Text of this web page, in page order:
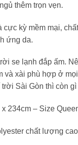
thêm trọn vẹn.
cực kỳ mềm mại,
ứng da.
se lạnh đắp ấm.
và xài phù hợp ở
Sài Gòn thì còn gì
234cm – Size
chất lượng